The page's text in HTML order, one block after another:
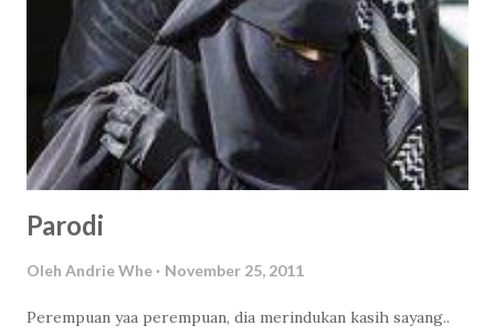
ada satu kitab suci yang bisa dihafal jutaan manusia, ada
ratusan ribu perkataan manusia yang tidak dilukiskan
wajahnya bisa menjadi panduan dalam kehidupan. Dan tentu
saja, ada Tuhan Yang Berkehendak menjaganya sampai akhir
zaman.
Parodi
Oleh Andrie Whe November 25, 2011
Perempuan yaa perempuan, dia merindukan kasih sayang..